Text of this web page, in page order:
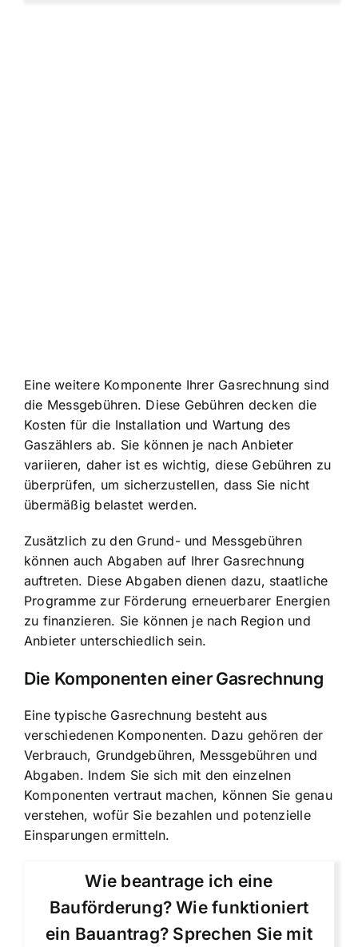
Eine weitere Komponente Ihrer Gasrechnung sind
die Messgebühren. Diese Gebühren decken die
Kosten für die Installation und Wartung des
Gaszählers ab. Sie können je nach Anbieter
variieren, daher ist es wichtig, diese Gebühren zu
überprüfen, um sicherzustellen, dass Sie nicht
übermäßig belastet werden.
Zusätzlich zu den Grund- und Messgebühren
können auch Abgaben auf Ihrer Gasrechnung
auftreten. Diese Abgaben dienen dazu, staatliche
Programme zur Förderung erneuerbarer Energien
zu finanzieren. Sie können je nach Region und
Anbieter unterschiedlich sein.
Die Komponenten einer Gasrechnung
Eine typische Gasrechnung besteht aus
verschiedenen Komponenten. Dazu gehören der
Verbrauch, Grundgebühren, Messgebühren und
Abgaben. Indem Sie sich mit den einzelnen
Komponenten vertraut machen, können Sie genau
verstehen, wofür Sie bezahlen und potenzielle
Einsparungen ermitteln.
Wie beantrage ich eine
Bauförderung? Wie funktioniert
ein Bauantrag? Sprechen Sie mit